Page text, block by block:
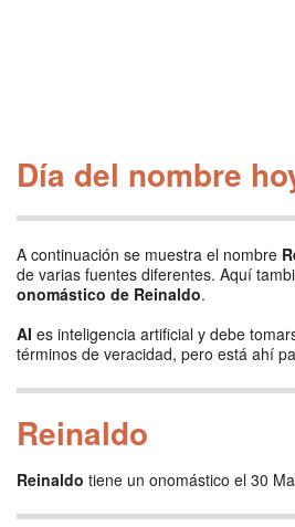
Día del nombre
A continuación se muestra el nombre
de varias fuentes diferentes. Aquí
onomástico de Reinaldo.
AI es inteligencia artificial y debe
términos de veracidad, pero está ahí
Reinaldo
Reinaldo tiene un onomástico el 30